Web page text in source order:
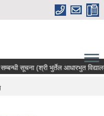
सूचना (श्री भुर्तेल आधारभुत विद्यालय)